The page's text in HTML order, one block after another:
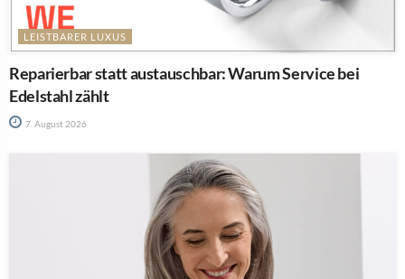
LEISTBARER LUXUS
Reparierbar statt austauschbar: Warum Service bei
Edelstahl zählt
7. August 2026